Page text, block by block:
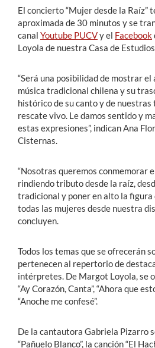
El concierto “Mujer desde la Raíz”
aproximada de 30 minutos y se
canal Youtube PUCVy el Facebook
Loyola de nuestra Casa de
“Será una posibilidad de mostrar
música tradicional chilena y su
histórico de su canto y de nuestras
rescate vivo. Le damos sentido y
estas expresiones”, indican Ana
Cisternas.
“Nosotras queremos conmemorar
rindiendo tributo desde la raíz,
tradicional y poner en alto la figura
todas las mujeres desde nuestra
concluyen.
Todos los temas que se ofrecerán
pertenecen al repertorio de
intérpretes. De Margot Loyola, se
“Ay Corazón, Canta”, “Ahora que
“Anoche me confesé”.
De la cantautora Gabriela Pizarro
“Pañuelo Blanco”, la canción “El